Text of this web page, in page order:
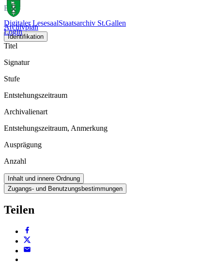
Digitaler LesesaalStaatsarchiv St.Gallen
Login
Bild
Archivplan
Identifikation
Titel
Signatur
Stufe
Entstehungszeitraum
Archivalienart
Entstehungszeitraum, Anmerkung
Ausprägung
Anzahl
Inhalt und innere Ordnung
Zugangs- und Benutzungsbestimmungen
Teilen